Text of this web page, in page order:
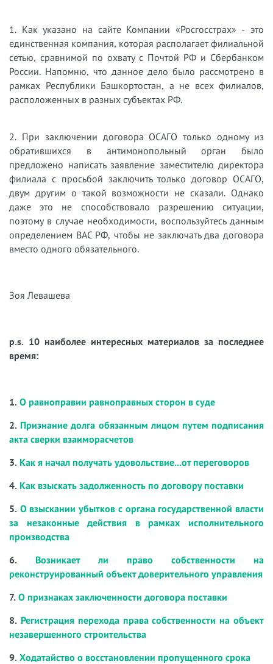
1. Как указано на сайте Компании «Росгосстрах» - это
единственная компания, которая располагает филиальной
сетью, сравнимой по охвату с Почтой РФ и Сбербанком
России. Напомню, что данное дело было рассмотрено в
рамках Республики Башкортостан, а не всех филиалов,
расположенных в разных субъектах РФ.
2. При заключении договора ОСАГО только одному из
обратившихся в антимонопольный орган было
предложено написать заявление заместителю директора
филиала с просьбой заключить только договор ОСАГО,
двум другим о такой возможности не сказали. Однако
даже это не способствовало разрешению ситуации,
поэтому в случае необходимости, воспользуйтесь данным
определением ВАС РФ, чтобы не заключать два договора
вместо одного обязательного.
Зоя Левашева
p.s. 10 наиболее интересных материалов за последнее
время:
1. О равноправии равноправных сторон в суде
2. Признание долга обязанным лицом путем подписания
акта сверки взаиморасчетов
3. Как я начал получать удовольствие...от переговоров
4. Как взыскать задолженность по договору поставки
5. О взыскании убытков с органа государственной власти
за незаконные действия в рамках исполнительного
производства
6. Возникает ли право собственности на
реконструированный объект доверительного управления
7. О признаках заключенности договора поставки
8. Регистрация перехода права собственности на объект
незавершенного строительства
9. Ходатайство о восстановлении пропущенного срока